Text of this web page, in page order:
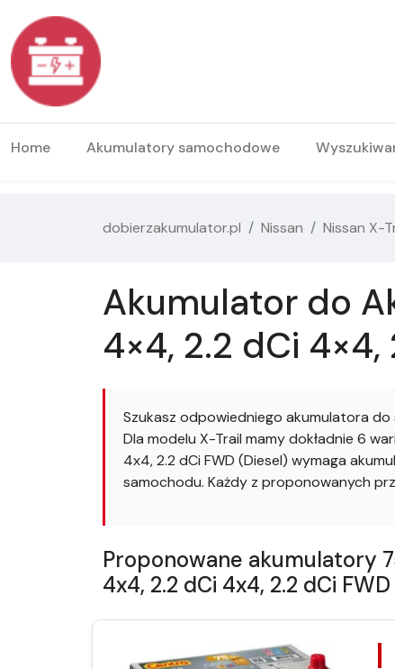
Home Akumulatory samochodowe
dobierzakumulator.pl Nissan Nissan X-
Akumulator do
4×4, 2.2 dCi
Szukasz odpowiedniego akumulatora
Dla modelu X-Trail mamy dokładnie 6
4x4, 2.2 dCi FWD (Diesel) wymaga
samochodu. Każdy z proponowanych
Proponowane akumulatory
4x4, 2.2 dCi 4x4, 2.2 dCi FWD